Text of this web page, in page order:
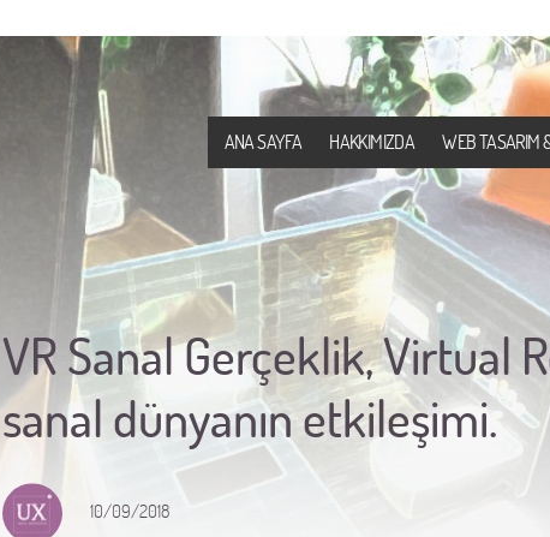
VR Sanal Gerçeklik, Virtual
sanal dünyanın etkileşimi.
10/09/2018
ANA SAYFA HAKKIMIZDA WEB TASARIM